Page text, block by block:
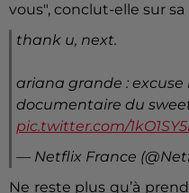
vous", conclut-elle sur
thank u, next.
ariana grande : excuse
documentaire du
pic.twitter.com/
— Netflix France
Ne reste plus qu’à